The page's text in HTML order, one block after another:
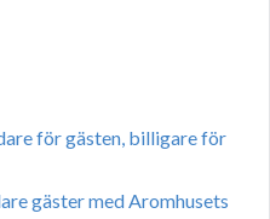
för gästen, billigare för
gäster med Aromhusets